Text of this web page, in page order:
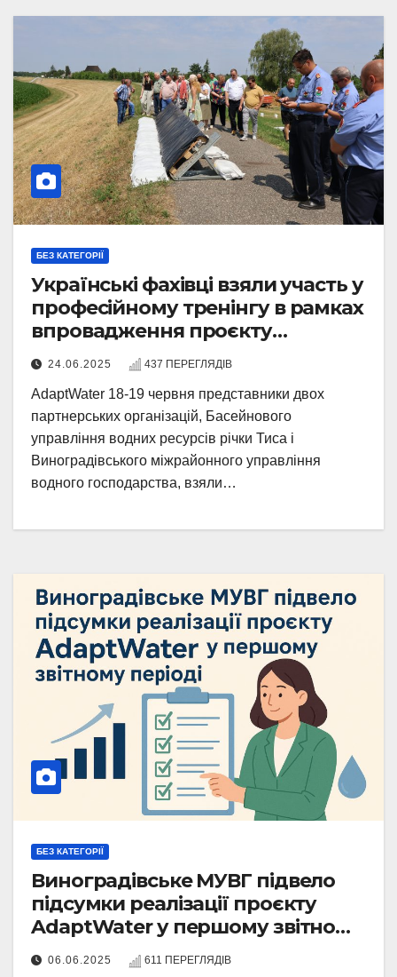
БЕЗ КАТЕГОРІЇ
Українські фахівці взяли участь у
професійному тренінгу в рамках
впровадження проєкту
AdaptWater
24.06.2025 437 ПЕРЕГЛЯДІВ
AdaptWater 18-19 червня представники двох
партнерських організацій, Басейнового
управління водних ресурсів річки Тиса і
Виноградівського міжрайонного управління
водного господарства, взяли…
БЕЗ КАТЕГОРІЇ
Виноградівське МУВГ підвело
підсумки реалізації проєкту
AdaptWater у першому звітному
періоді
06.06.2025 611 ПЕРЕГЛЯДІВ